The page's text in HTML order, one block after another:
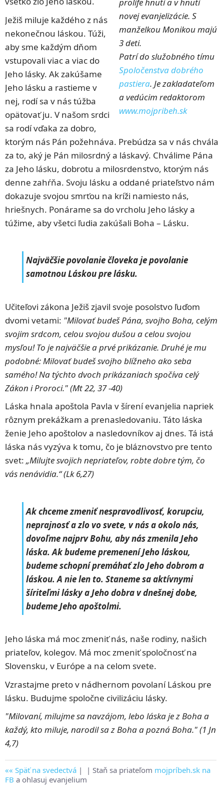
prolife hnutí a v hnutí
novej evanjelizácie. S
manželkou Monikou majú
3 deti.
Patrí do služobného tímu
Spoločenstva dobrého
pastiera. Je zakladateľom
a vedúcim redaktorom
www.mojpribeh.sk
Ježiš miluje každého z nás
nekonečnou láskou. Túži,
aby sme každým dňom
vstupovali viac a viac do
Jeho lásky. Ak zakúšame
Jeho lásku a rastieme v
nej, rodí sa v nás túžba
opätovať ju. V našom srdci
sa rodí vďaka za dobro,
ktorým nás Pán požehnáva. Prebúdza sa v nás chvála
za to, aký je Pán milosrdný a láskavý. Chválime Pána
za Jeho lásku, dobrotu a milosrdenstvo, ktorým nás
denne zahŕňa. Svoju lásku a oddané priateľstvo nám
dokazuje svojou smrťou na kríži namiesto nás,
hriešnych. Ponárame sa do vrcholu Jeho lásky a
túžime, aby všetci ľudia zakúšali Boha – Lásku.
Najväčšie povolanie človeka je povolanie
samotnou Láskou pre lásku.
Učiteľovi zákona Ježiš zjavil svoje posolstvo ľuďom
dvomi vetami: "Milovať budeš Pána, svojho Boha, celým
svojim srdcom, celou svojou dušou a celou svojou
mysľou! To je najväčšie a prvé prikázanie. Druhé je mu
podobné: Milovať budeš svojho blížneho ako seba
samého! Na týchto dvoch prikázaniach spočíva celý
Zákon i Proroci."(Mt 22, 37 -40)
Láska hnala apoštola Pavla v šírení evanjelia napriek
rôznym prekážkam a prenasledovaniu. Táto láska
ženie Jeho apoštolov a nasledovníkov aj dnes. Tá istá
láska nás vyzýva k tomu, čo je bláznovstvo pre tento
svet: „Milujte svojich nepriateľov, robte dobre tým, čo
vás nenávidia.“ (Lk 6,27)
Ak chceme zmeniť nespravodlivosť, korupciu,
neprajnosť a zlo vo svete, v nás a okolo nás,
dovoľme najprv Bohu, aby nás zmenila Jeho
láska. Ak budeme premenení Jeho láskou,
budeme schopní premáhať zlo Jeho dobrom a
láskou. A nie len to. Staneme sa aktívnymi
šíriteľmi lásky a Jeho dobra v dnešnej dobe,
budeme Jeho apoštolmi.
Jeho láska má moc zmeniť nás, naše rodiny, našich
priateľov, kolegov. Má moc zmeniť spoločnosť na
Slovensku, v Európe a na celom svete.
Vzrastajme preto v nádhernom povolaní Láskou pre
lásku. Budujme spoločne civilizáciu lásky.
"Milovaní, milujme sa navzájom, lebo láska je z Boha a
každý, kto miluje, narodil sa z Boha a pozná Boha." (1 Jn
4,7)
Späť na svedectvá | | Staň sa priateľom mojpríbeh.sk na
FB a ohlasuj evanjelium